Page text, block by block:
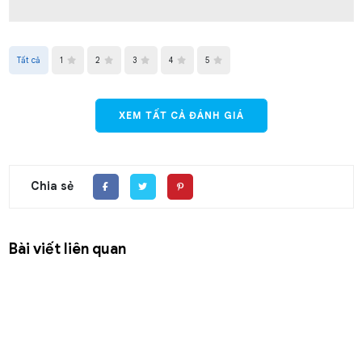
Tất cả 1 2 3 4 5
XEM TẤT CẢ ĐÁNH GIÁ
Chia sẻ
Bài viết liên quan